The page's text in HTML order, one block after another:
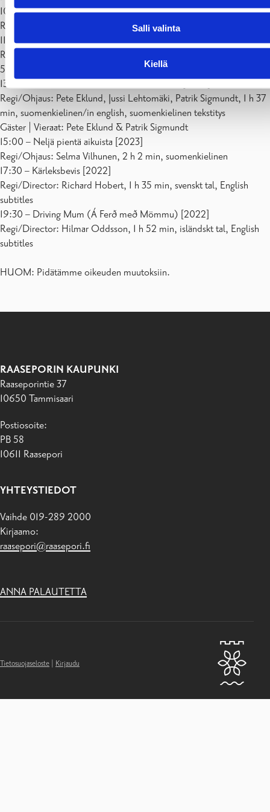
Salli valinta
Kiellä
10:45 – Murder of Crows [2023]
Regi/Ohjaus: William Fikaris, 14 min, svenskt tal, English subtitles
11:30 – I’m in the Band – storyn om The Hellacopters [2021]
Regi/Ohjaus: Amir Chamdin, Johan Bååth, Jim Heneghan,
59 min, svenskt tal
13:00 – Michael Monroe -dokumenttielokuva [2023]
Regi/Ohjaus: Pete Eklund, Jussi Lehtomäki, Patrik Sigmundt, 1 h 37
min, suomenkielinen/in english, suomenkielinen tekstitys
Gäster | Vieraat: Pete Eklund & Patrik Sigmundt
15:00 – Neljä pientä aikuista [2023]
Regi/Ohjaus: Selma Vilhunen, 2 h 2 min, suomenkielinen
17:30 – Kärleksbevis [2022]
Regi/Director: Richard Hobert, 1 h 35 min, svenskt tal, English
subtitles
19:30 – Driving Mum (Á Ferð með Mömmu) [2022]
Regi/Director: Hilmar Oddsson, 1 h 52 min, isländskt tal, English
subtitles
HUOM: Pidätämme oikeuden muutoksiin.
RAASEPORIN KAUPUNKI
Raaseporintie 37
10650 Tammisaari
Postiosoite:
PB 58
10611 Raasepori
YHTEYSTIEDOT
Vaihde 019-289 2000
Kirjaamo:
raasepori@raasepori.fi
ANNA PALAUTETTA
Tietosuojaseloste Kirjaudu